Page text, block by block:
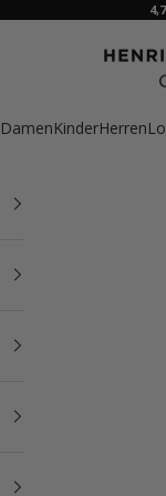
HSCPH
DamenKinderHerren